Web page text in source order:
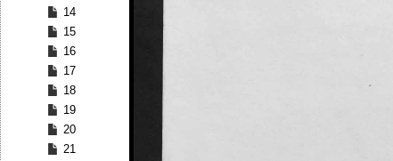
14
15
16
17
18
19
20
21